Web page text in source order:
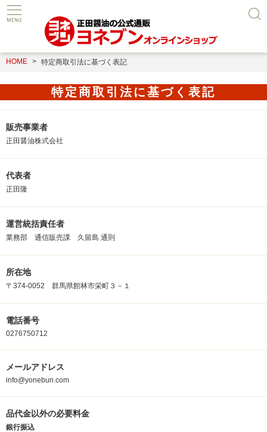
HOME 特定商取引法に基づく表記
特定商取引法に基づく表記
販売事業者
正田醤油株式会社
代表者
正田隆
運営統括責任者
業務部 通信販売課 久留島 通則
所在地
〒374-0052 群馬県館林市栄町３－１
電話番号
0276750712
メールアドレス
info@yonebun.com
品代金以外の必要料金
銀行振込